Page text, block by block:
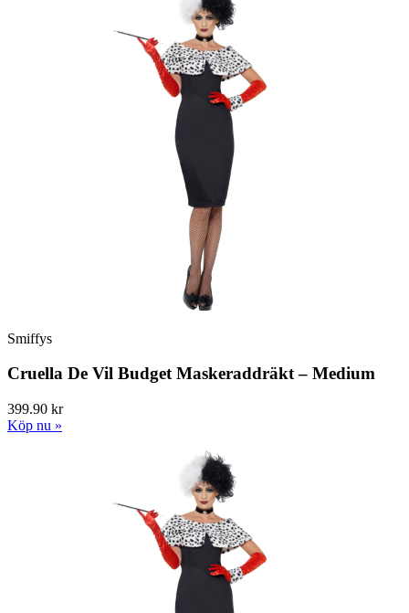
Smiffys
Cruella De Vil Budget Maskeraddräkt – Medium
399.90 kr
Köp nu »